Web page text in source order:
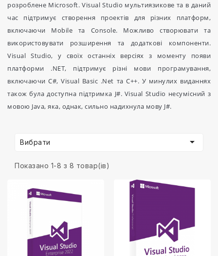
розроблене Microsoft. Visual Studio мультиязикове та в даний
час підтримує створення проектів для різних платформ,
включаючи Mobile та Console. Можливо створювати та
використовувати розширення та додаткові компоненти.
Visual Studio, у своїх останніх версіях з моменту появи
платформи .NET, підтримує різні мови програмування,
включаючи C#, Visual Basic .Net та C++. У минулих виданнях
також була доступна підтримка J#. Visual Studio несумісний з
мовою Java, яка, однак, сильно надихнула мову J#.
Вибрати 
Показано 1-8 з 8 товар(ів)